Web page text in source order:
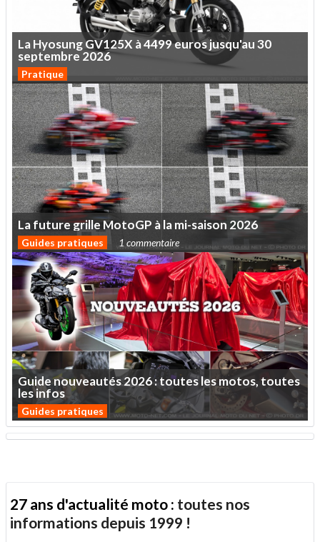
LaHyosungGV125X à4499eurosjusqu'au30
septembre 2026
Pratique
Lafuturegrille MotoGP àlami-saison 2026
Guides pratiques 1 commentaire
Guidenouveautés2026:touteslesmotos,toutes
lesinfos
Guides pratiques
27 ans d'actualité moto : toutes nos
informations depuis 1999 !